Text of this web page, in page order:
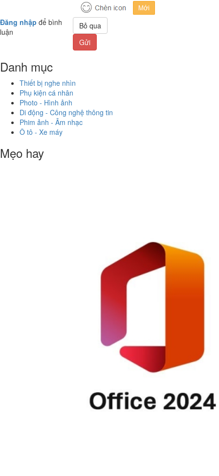
Đăng nhập để bình
luận
Bỏ qua
Gửi
Danh mục
Thiết bị nghe nhìn
Phụ kiện cá nhân
Photo - Hình ảnh
Di động - Công nghệ thông tin
Phim ảnh - Âm nhạc
Ô tô - Xe máy
Mẹo hay